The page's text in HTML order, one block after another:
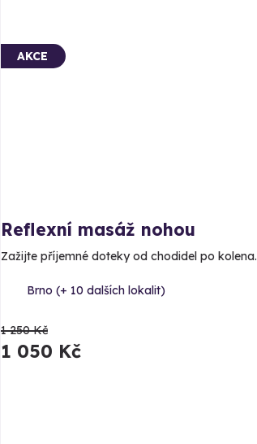
AKCE
Reflexní masáž nohou
Zažijte příjemné doteky od chodidel po kolena.
Brno (+ 10 dalších lokalit)
1 250 Kč
1 050 Kč